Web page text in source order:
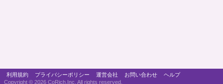
利用規約 プライバシーポリシー 運営会社 お問い合わせ
ヘルプ
Copyright © 2026 CoRich,Inc. All rights reserved.